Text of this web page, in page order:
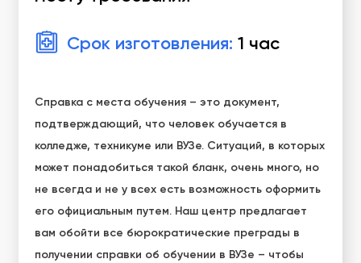
Срок изготовления: 1 час
Справка с места обучения – это документ,
подтверждающий, что человек обучается в
колледже, техникуме или ВУЗе. Ситуаций, в которых
может понадобиться такой бланк, очень много, но
не всегда и не у всех есть возможность оформить
его официальным путем. Наш центр предлагает
вам обойти все бюрократические преграды в
получении справки об обучении в ВУЗе – чтобы